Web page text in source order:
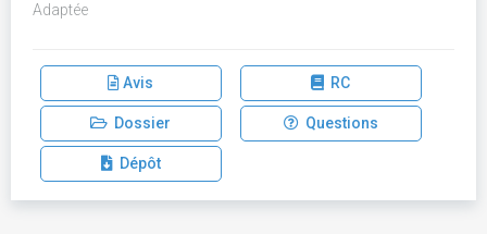
Adaptée
Avis RC
Dossier Questions
Dépôt